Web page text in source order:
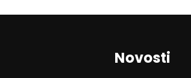
Novosti